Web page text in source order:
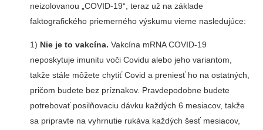
neizolovanou „COVID-19“, teraz už na základe
faktografického priemerného výskumu vieme nasledujúce:
1) Nie je to vakcína. Vakcína mRNA COVID-19
neposkytuje imunitu voči Covidu alebo jeho variantom,
takže stále môžete chytiť Covid a preniesť ho na ostatných,
pričom budete bez príznakov. Pravdepodobne budete
potrebovať posilňovaciu dávku každých 6 mesiacov, takže
sa pripravte na vyhrnutie rukáva každých šesť mesiacov,